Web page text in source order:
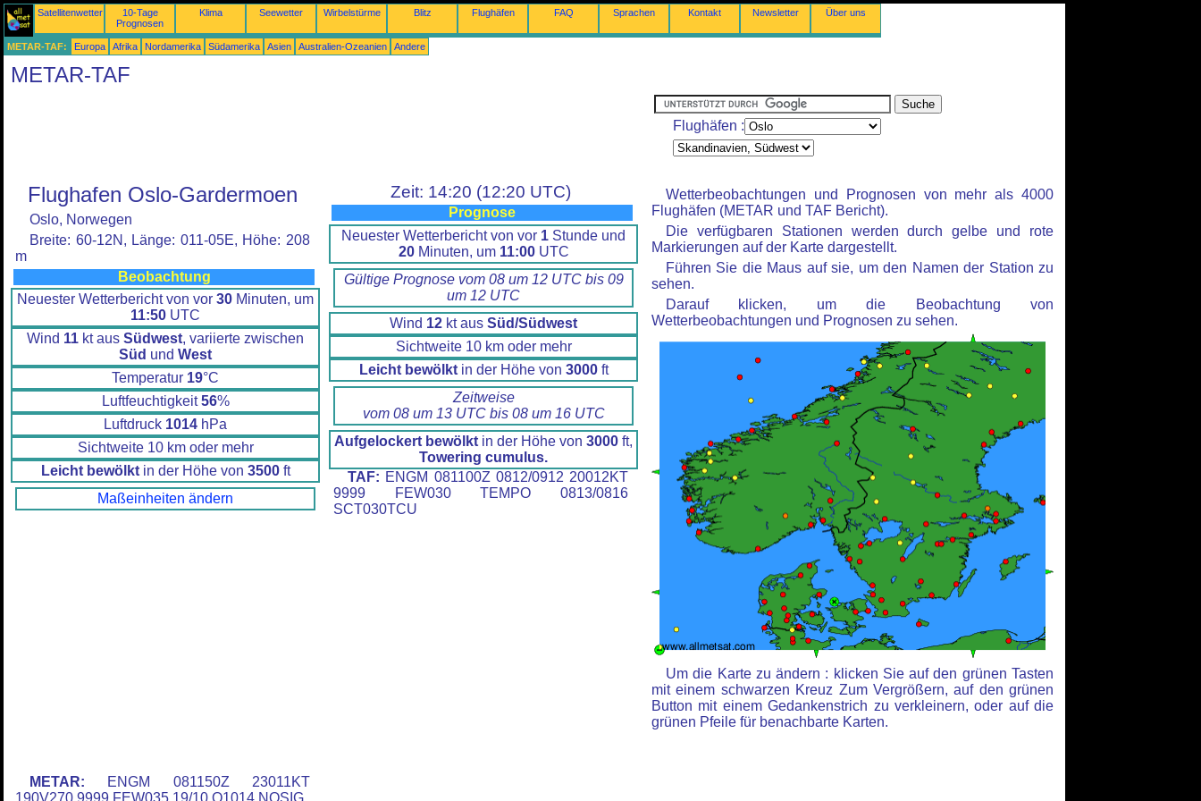
Satellitenwetter
10-Tage
Prognosen
Klima Seewetter Wirbelstürme Blitz Flughäfen FAQ Sprachen Kontakt Newsletter Über uns
METAR-TAF: Europa Afrika Nordamerika Südamerika Asien Australien-Ozeanien Andere
METAR-TAF
Flughäfen :
Flughafen Oslo-Gardermoen
Oslo, Norwegen
Breite: 60-12N, Länge: 011-05E, Höhe: 208
m
Beobachtung
Neuester Wetterbericht von vor 30 Minuten, um
11:50 UTC
Wind 11 kt aus Südwest, variierte zwischen
Süd und West
Temperatur 19°C
Luftfeuchtigkeit56%
Luftdruck 1014 hPa
Sichtweite 10 km oder mehr
Leicht bewölktin der Höhe von 3500ft
Maßeinheiten ändern
METAR: ENGM 081150Z 23011KT
Zeit: 14:20 (12:20 UTC)
Prognose
Neuester Wetterbericht von vor 1 Stunde und
20Minuten, um 11:00UTC
Gültige Prognose vom 08 um 12 UTC bis 09
um 12 UTC
Wind 12 kt aus Süd/Südwest
Sichtweite 10 km oder mehr
Leicht bewölktin der Höhe von 3000ft
Zeitweise
vom 08 um 13 UTC bis 08 um 16 UTC
Aufgelockert bewölkt in der Höhe von 3000 ft,
Towering cumulus.
TAF: ENGM 081100Z 0812/0912 20012KT
9999 FEW030 TEMPO 0813/0816
SCT030TCU
Wetterbeobachtungen und Prognosen von mehr als 4000
Flughäfen (METAR und TAF Bericht).
Die verfügbaren Stationen werden durch gelbe und rote
Markierungen auf der Karte dargestellt.
Führen Sie die Maus auf sie, um den Namen der Station zu
sehen.
Darauf klicken, um die Beobachtung von
Wetterbeobachtungen und Prognosen zu sehen.
Um die Karte zu ändern : klicken Sie auf den grünen Tasten
mit einem schwarzen Kreuz Zum Vergrößern, auf den grünen
Button mit einem Gedankenstrich zu verkleinern, oder auf die
grünen Pfeile für benachbarte Karten.